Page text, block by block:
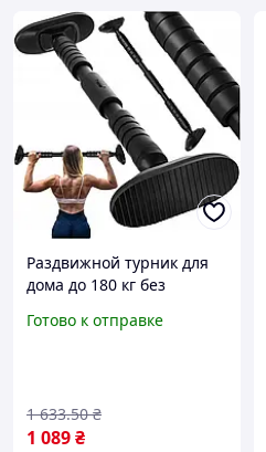
Раздвижной турник для
дома до 180 кг без
подтягиваний и
Готово к отправке
1 089₴
1 633.50 ₴